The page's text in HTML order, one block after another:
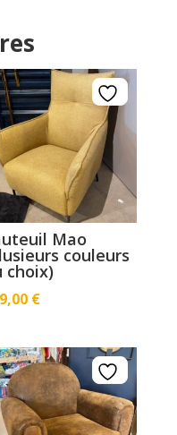
Mao
couleurs
choix)
€